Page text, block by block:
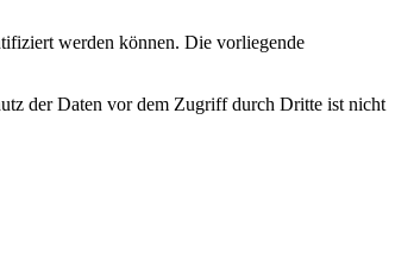
werden können. Die vorliegende
der Daten vor dem Zugriff durch Dritte ist nicht